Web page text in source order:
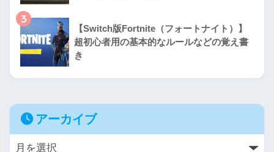
3
【Switch版Fortnite（フォートナイト）】
超初心者用の基本的なルールなどの覚え書
き
アーカイブ